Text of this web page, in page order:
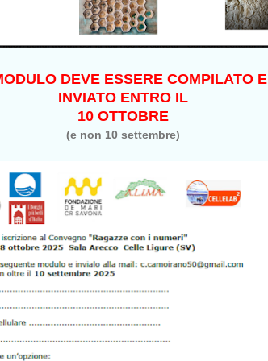
DEVE ESSERE COMPILATO E
INVIATO ENTRO IL
10 OTTOBRE
(e non 10 settembre)